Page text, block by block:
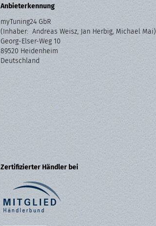
Anbieterkennung
myTuning24 GbR
(Inhaber: Andreas Weisz, Jan Herbig, Michael Mai)
Georg-Elser-Weg 10
89520 Heidenheim
Deutschland
Zertifizierter Händler bei